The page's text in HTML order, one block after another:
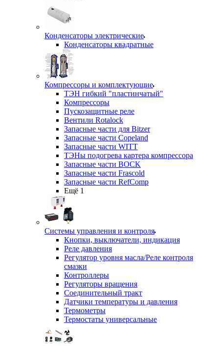
Конденсаторы электрические
Конденсаторы квадратные
Компрессоры и комплектующие
ТЭН гибкий "пластинчатый"
Компрессоры
Пускозащитные реле
Вентили Rotalock
Запасные части для Bitzer
Запасные части Copeland
Запасные части WITT
ТЭНы подогрева картера компрессора
Запасные части BOCK
Запасные части Frascold
Запасные части RefComp
Ещё 1
Системы управления и контроля
Кнопки, выключатели, индикация
Реле давления
Регулятор уровня масла/Реле контроля
смазки
Контроллеры
Регуляторы вращения
Соединительный тракт
Датчики температуры и давления
Термометры
Термостаты универсальные